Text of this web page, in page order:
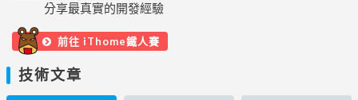
分享最真實的開發經驗
前往 iThome鐵人賽
技術文章